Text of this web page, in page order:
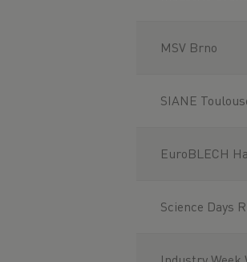
MSV Brno
SIANE
EuroBLECH
Science Days